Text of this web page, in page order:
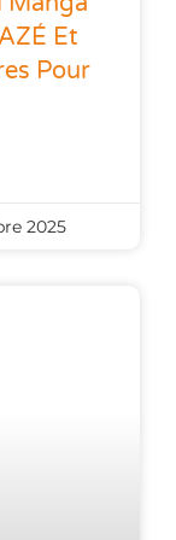
Et
Pour
2025